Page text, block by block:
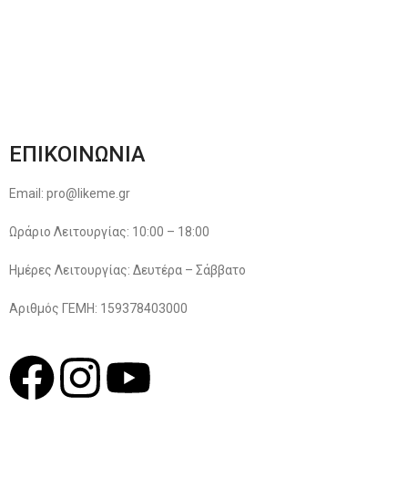
ΕΠΙΚΟΙΝΩΝΙΑ
Email: pro@likeme.gr
Ωράριο Λειτουργίας: 10:00 – 18:00
Ημέρες Λειτουργίας: Δευτέρα – Σάββατο
Αριθμός ΓΕΜΗ: 159378403000